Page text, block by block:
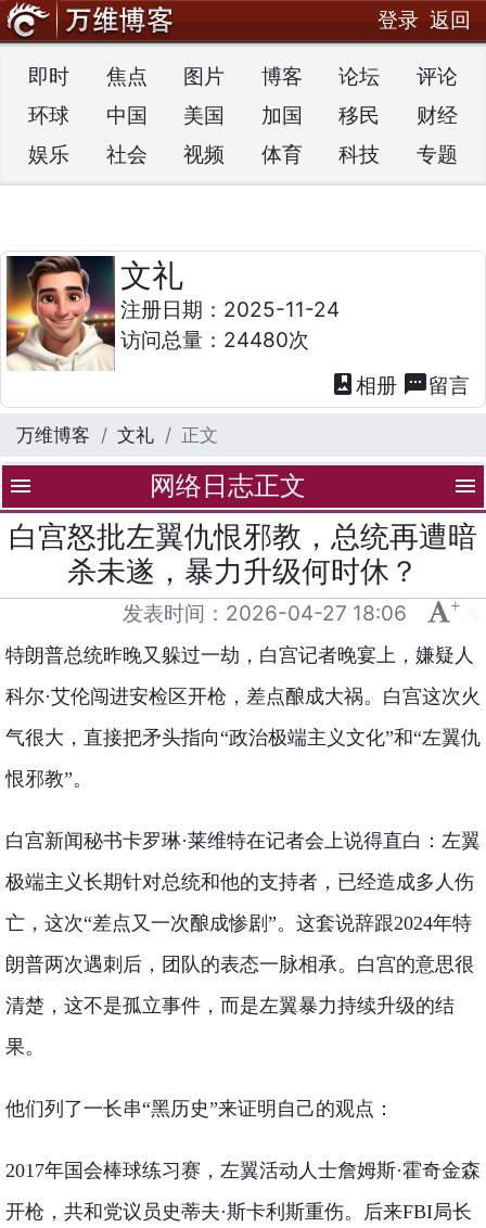
登录 返回
即时 焦点 图片 博客 论坛
评论
环球
中国 美国 加国 移民
财经
娱乐
社会 视频 体育 科技 专题
文礼
注册日期：2025-11-24
访问总量：24480次
photo_album 相册 textsms留言
万维博客 文礼 正文
menu 网络日志正文 menu
白宫怒批左翼仇恨邪教，总统再遭暗
杀未遂，暴力升级何时休？
发表时间： 2026-04-27 18:06 +
特朗普总统昨晚又躲过一劫，白宫记者晚宴上，嫌疑人
科尔·艾伦闯进安检区开枪，差点酿成大祸。白宫这次火
气很大，直接把矛头指向“政治极端主义文化”和“左翼仇
恨邪教”。
白宫新闻秘书卡罗琳·莱维特在记者会上说得直白：左翼
极端主义长期针对总统和他的支持者，已经造成多人伤
亡，这次“差点又一次酿成惨剧”。这套说辞跟2024年特
朗普两次遇刺后，团队的表态一脉相承。白宫的意思很
清楚，这不是孤立事件，而是左翼暴力持续升级的结
果。
他们列了一长串“黑历史”来证明自己的观点：
2017年国会棒球练习赛，左翼活动人士詹姆斯·霍奇金森
开枪，共和党议员史蒂夫·斯卡利斯重伤。后来FBI局长